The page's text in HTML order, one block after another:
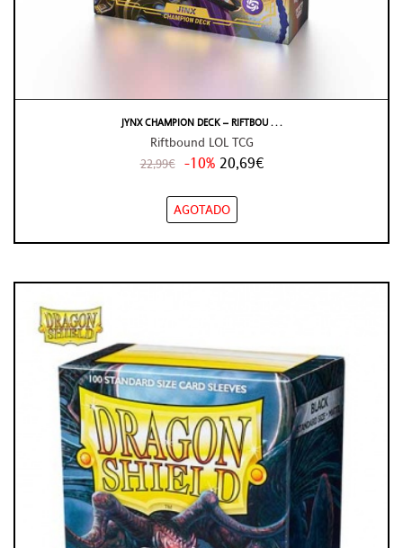
JYNX CHAMPION DECK – RIFTBOU . . .
Riftbound LOL TCG
22,99€ -10% 20,69€
AGOTADO